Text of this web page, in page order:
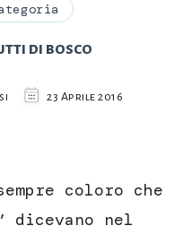
di bosco
23 Aprile 2016
coloro che
dicevano nel